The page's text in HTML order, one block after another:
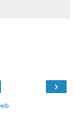
›